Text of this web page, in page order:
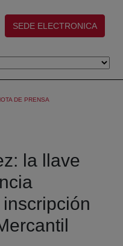
(abre en nueva ventana)
SEDE ELECTRONICA
DE PRENSA
la llave